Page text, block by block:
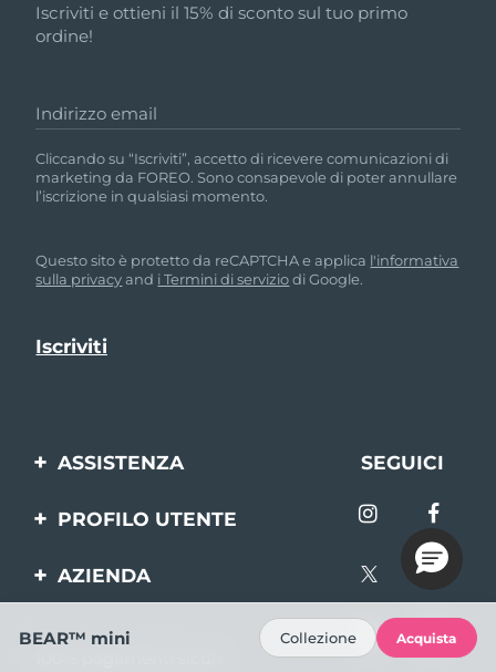
Iscriviti e ottieni il 15% di sconto sul tuo primo
ordine!
Indirizzo email
Cliccando su “Iscriviti”, accetto di ricevere comunicazioni di
marketing da FOREO. Sono consapevole di poter annullare
l’iscrizione in qualsiasi momento.
Questo sito è protetto da reCAPTCHA e applica l'informativa
sulla privacyand i Termini di serviziodi Google.
ASSISTENZA
Contattaci
FAQ
SEGUICI
PROFILO UTENTE
prodotto
Aiuto
AZIENDA
BEAR™ mini Collezione Acquista